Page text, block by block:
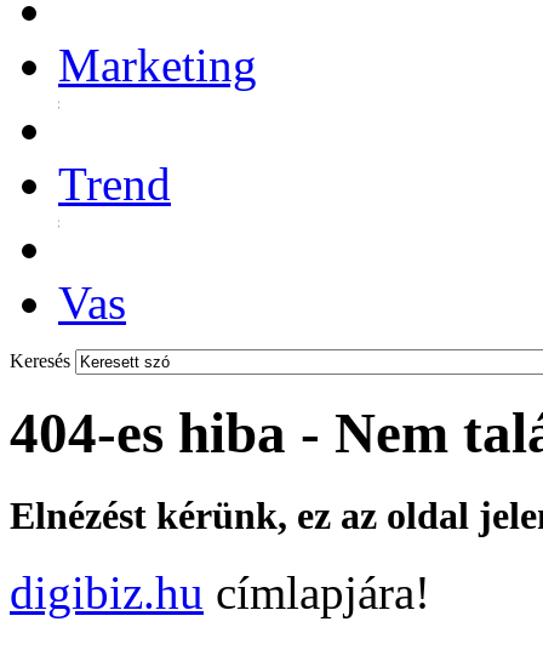
Marketing
Trend
Vas
Keresés
404-es hiba - Nem
Elnézést kérünk, ez az oldal
digibiz.hu címlapjára!